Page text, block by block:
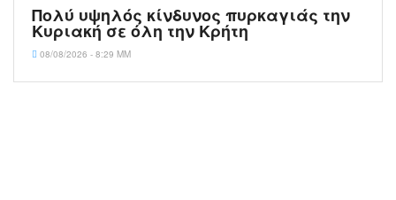
Πολύ υψηλός κίνδυνος πυρκαγιάς την
Κυριακή σε όλη την Κρήτη
08/08/2026 - 8:29 ΜΜ